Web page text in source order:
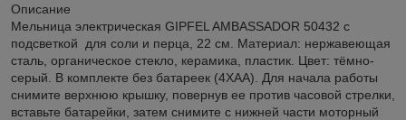
Описание
Мельница электрическая GIPFEL AMBASSADOR 50432 с
подсветкой для соли и перца, 22 см. Материал: нержавеющая
сталь, органическое стекло, керамика, пластик. Цвет: тёмно-
серый. В комплекте без батареек (4ХАА). Для начала работы
снимите верхнюю крышку, повернув ее против часовой стрелки,
вставьте батарейки, затем снимите с нижней части моторный